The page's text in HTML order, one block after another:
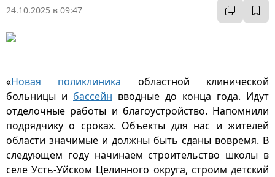
24.10.2025 в 09:47
«Новая поликлиника областной клинической
больницы и бассейн вводные до конца года. Идут
отделочные работы и благоустройство. Напомнили
подрядчику о сроках. Объекты для нас и жителей
области значимые и должны быть сданы вовремя. В
следующем году начинаем строительство школы в
селе Усть-Уйском Целинного округа, строим детский